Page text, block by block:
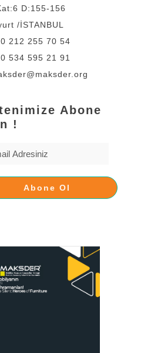
D:155-156
/İSTANBUL
212 255 70 54
534 595 21 91
Abone
!